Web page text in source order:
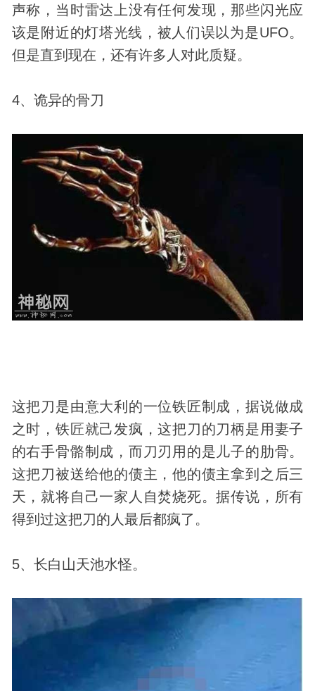
声称，当时雷达上没有任何发现，那些闪光应
该是附近的灯塔光线，被人们误以为是UFO。
但是直到现在，还有许多人对此质疑。
4、诡异的骨刀
这把刀是由意大利的一位铁匠制成，据说做成
之时，铁匠就己发疯，这把刀的刀柄是用妻子
的右手骨骼制成，而刀刃用的是儿子的肋骨。
这把刀被送给他的债主，他的债主拿到之后三
天，就将自己一家人自焚烧死。据传说，所有
得到过这把刀的人最后都疯了。
5、长白山天池水怪。